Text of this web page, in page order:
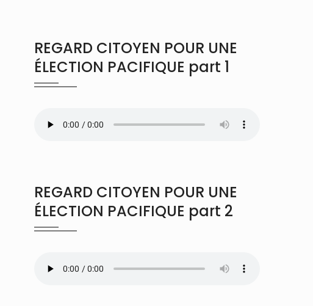
REGARD CITOYEN POUR UNE
ÉLECTION PACIFIQUE part 1
REGARD CITOYEN POUR UNE
ÉLECTION PACIFIQUE part 2